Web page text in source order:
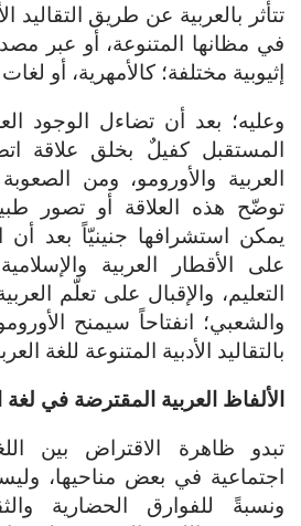
تتأثر بالعربية عن طريق التقاليد
في مظانها المتنوعة، أو عبر
إثيوبية مختلفة؛ كالأمهرية، أو
وعليه؛ بعد أن تضاءل الوجود
المستقبل كفيلٌ بخلق علاقة
العربية والأورومو، ومن
توضّح هذه العلاقة أو تصور
يمكن استشرافها جنينيّاً بعد أن
على الأقطار العربية
التعليم، والإقبال على تعلّم
والشعبي؛ انفتاحاً سيمنح
بالتقاليد الأدبية المتنوعة للغة
الألفاظ العربية المقترضة في لغة
تبدو ظاهرة الاقتراض بين
اجتماعية في بعض مناحيها،
ونسبةً للفوارق الحضارية